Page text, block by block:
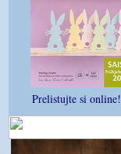
Prelistujte si online!